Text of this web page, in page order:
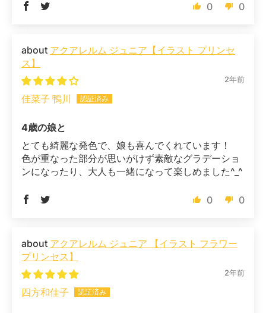
0 0
アクアレルム ジュニア【イラスト プリンセ
ス】
2年前
佳菜子 鴨川
4歳の娘と
とても綺麗な発色で、娘も喜んでくれています！
色が重なった部分が思いがけず素敵なグラデーショ
ンになったり、大人も一緒になって楽しめました^_^
0 0
アクアレルム ジュニア 【イラスト フラワー
プリンセス】
2年前
四方和佳子